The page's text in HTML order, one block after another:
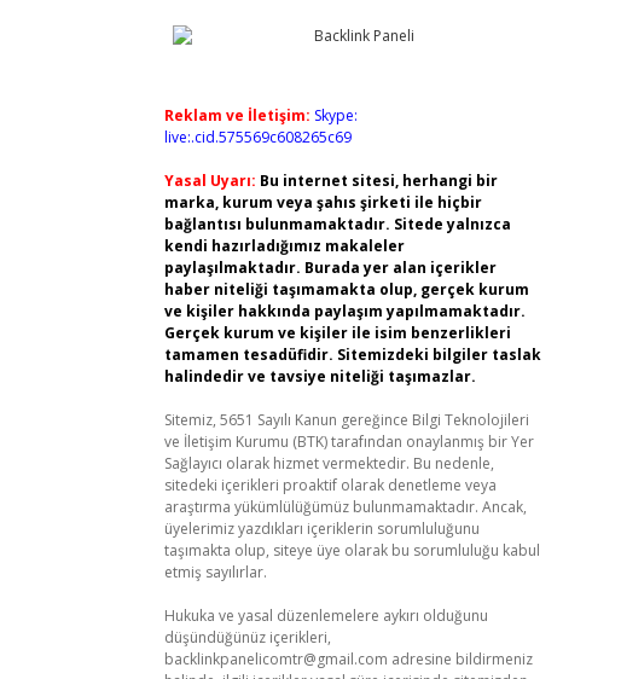
Reklam ve İletişim: Skype:
live:.cid.575569c608265c69
Yasal Uyarı: Bu internet sitesi, herhangi bir
marka, kurum veya şahıs şirketi ile hiçbir
bağlantısı bulunmamaktadır. Sitede yalnızca
kendi hazırladığımız makaleler
paylaşılmaktadır. Burada yer alan içerikler
haber niteliği taşımamakta olup, gerçek kurum
ve kişiler hakkında paylaşım yapılmamaktadır.
Gerçek kurum ve kişiler ile isim benzerlikleri
tamamen tesadüfidir. Sitemizdeki bilgiler taslak
halindedir ve tavsiye niteliği taşımazlar.
Sitemiz, 5651 Sayılı Kanun gereğince Bilgi Teknolojileri
ve İletişim Kurumu (BTK) tarafından onaylanmış bir Yer
Sağlayıcı olarak hizmet vermektedir. Bu nedenle,
sitedeki içerikleri proaktif olarak denetleme veya
araştırma yükümlülüğümüz bulunmamaktadır. Ancak,
üyelerimiz yazdıkları içeriklerin sorumluluğunu
taşımakta olup, siteye üye olarak bu sorumluluğu kabul
etmiş sayılırlar.
Hukuka ve yasal düzenlemelere aykırı olduğunu
düşündüğünüz içerikleri,
backlinkpanelicomtr@gmail.com adresine bildirmeniz